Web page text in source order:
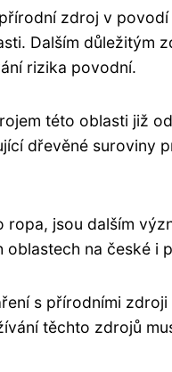
zdroj v
Dalším důležitým
rizika povodní.
této oblasti již
dřevěné suroviny
ropa, jsou dalším
na české i
s přírodními
těchto zdrojů